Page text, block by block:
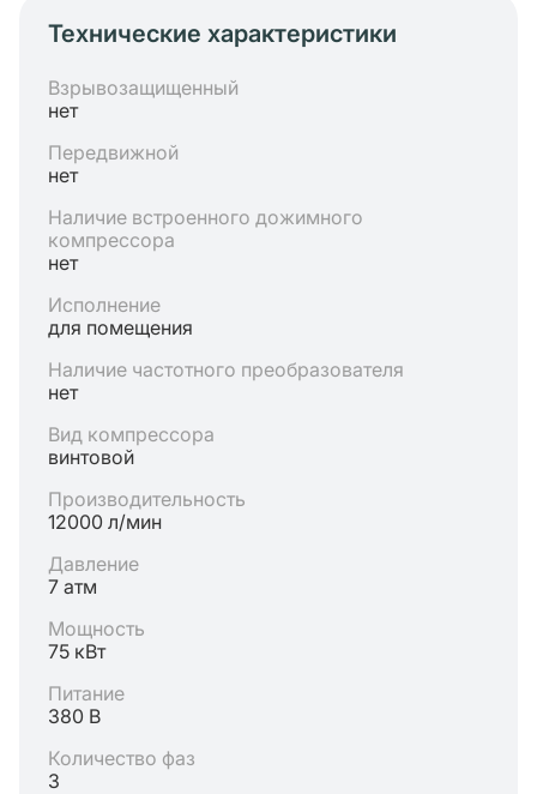
Технические характеристики
Взрывозащищенный
нет
Передвижной
нет
Наличие встроенного дожимного
компрессора
нет
Исполнение
для помещения
Наличие частотного преобразователя
нет
Вид компрессора
винтовой
Производительность
12000 л/мин
Давление
7 атм
Мощность
75 кВт
Питание
380 В
Количество фаз
3